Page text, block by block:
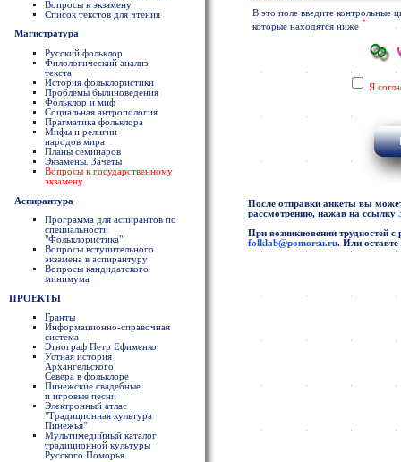
Вопросы к экзамену
Список текстов для чтения
Магистратура
Русский фольклор
Филологический анализ
текста
История фольклористики
Проблемы былиноведения
Фольклор и миф
Социальная антропология
Прагматика фольклора
Мифы и религии
народов мира
Планы семинаров
Экзамены. Зачеты
Вопросы к государственному
экзамену
Аспирантура
Программа для аспирантов по
специальности
"Фольклористика"
Вопросы вступительного
экзамена в аспирантуру
Вопросы кандидатского
минимума
ПРОЕКТЫ
Гранты
Информационно-справочная
система
Этнограф Петр Ефименко
Устная история
Архангельского
Севера в фольклоре
Пинежские свадебные
и игровые песни
Электронный атлас
"Традиционная культура
Пинежья"
Мультимедийный каталог
традиционной культуры
Русского Поморья
В это поле введите контрольные
которые находятся ниже *
Я
После отправки анкеты вы
рассмотрению, нажав на ссылку
При возникновении трудностей с
folklab@pomorsu.ru. Или